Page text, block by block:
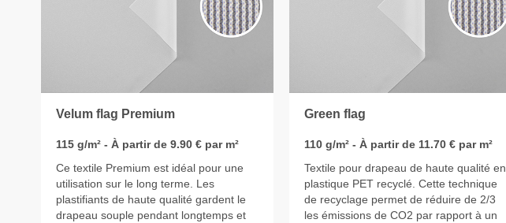
Velum flag Premium
115 g/m² - À partir de 9.90 € par m²
Ce textile Premium est idéal pour une
utilisation sur le long terme. Les
plastifiants de haute qualité gardent le
drapeau souple pendant longtemps et
Green flag
110 g/m² - À partir de 11.70 € par m²
Textile pour drapeau de haute qualité en
plastique PET recyclé. Cette technique
de recyclage permet de réduire de 2/3
les émissions de CO2 par rapport à un